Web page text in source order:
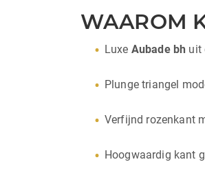
WAAROM
Luxe Aubade bh uit
Plunge triangel
Verfijnd rozenkant
Hoogwaardig kant